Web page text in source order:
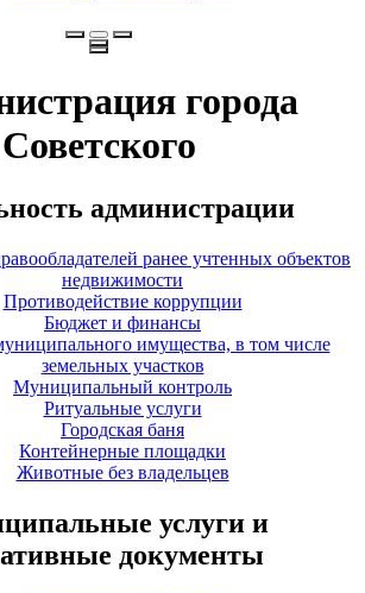
города
Советского
администрации
ранее учтенных объектов
недвижимости
Противодействие коррупции
Бюджет и финансы
имущества, в том числе
земельных участков
Муниципальный контроль
Ритуальные услуги
Городская баня
Контейнерные площадки
Животные без владельцев
услуги и
документы